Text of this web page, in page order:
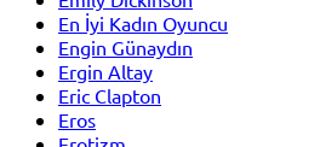
En İyi Kadın Oyuncu
Engin Günaydın
Ergin Altay
Eric Clapton
Eros